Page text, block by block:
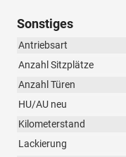
Sonstiges
Antriebsart
Anzahl Sitzplätze
Anzahl Türen
HU/AU neu
Kilometerstand
Lackierung